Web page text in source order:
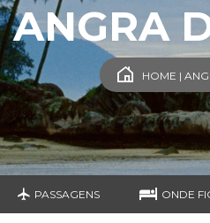
ANGRA
HOME |
PASSAGENS ONDE